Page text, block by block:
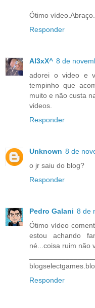
Ótimo vídeo.Abraço.
Responder
Al3xX^ 8 de
adorei o video e
tempinho que
muito e não custa
videos.
Responder
Unknown 8 de
o jr saiu do blog?
Responder
Pedro Galani 8 de
Ótimo vídeo
estou achando
né...coisa ruim não
Responder